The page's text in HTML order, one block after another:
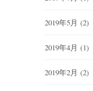
2019年5月 (2)
2019年4月 (1)
2019年2月 (2)